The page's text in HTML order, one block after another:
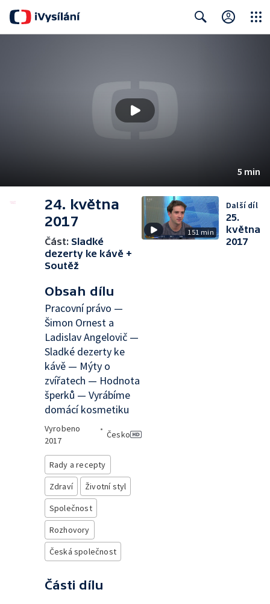
5 min
24. května
2017
Část: Sladké
dezerty ke kávě +
Soutěž
Obsah dílu
Pracovní právo —
Šimon Ornest a
Ladislav Angelovič —
Sladké dezerty ke
kávě — Mýty o
zvířatech — Hodnota
šperků — Vyrábíme
domácí kosmetiku
Vyrobeno
2017
•
Česko
Rady a recepty
Zdraví
Životní styl
Společnost
Rozhovory
Česká společnost
Části dílu
151 min
Další díl
25.
května
2017